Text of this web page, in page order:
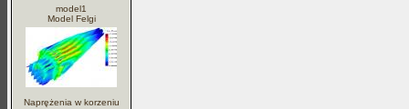
model1
Model Felgi
Naprężenia w korzeniu